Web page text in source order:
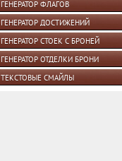
ГЕНЕРАТОР ФЛАГОВ
ГЕНЕРАТОР ДОСТИЖЕНИЙ
ГЕНЕРАТОР СТОЕК С БРОНЕЙ
ГЕНЕРАТОР ОТДЕЛКИ БРОНИ
ТЕКСТОВЫЕ СМАЙЛЫ